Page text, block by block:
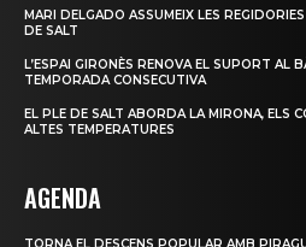
MARI DELGADO ASSUMEIX LES
DE SALT
L’ESPAI GIRONÈS RENOVA EL SUPORT AL
TEMPORADA CONSECUTIVA
EL PLE DE SALT ABORDA LA MIRONA, ELS
ALTES TEMPERATURES
AGENDA
TORNA EL DESCENS POPULAR AMB